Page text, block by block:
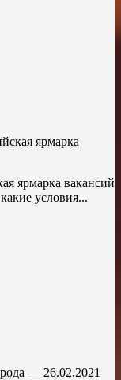
ярмарка
ярмарка вакансий
условия...
— 26.02.2021